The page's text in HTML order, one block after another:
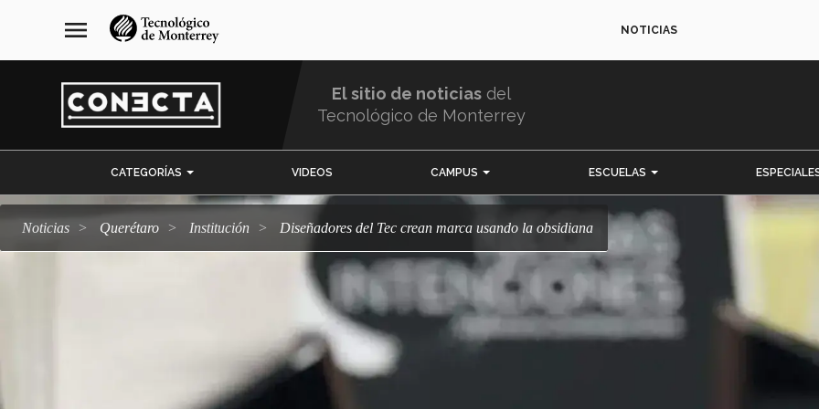
navegación
principal
menu NOTICIAS
El sitio de noticias del
Tecnológico de Monterrey
CATEGORÍAS VIDEOS CAMPUS ESCUELAS
Noticias Querétaro Institución Diseñadores del Tec crean marca usando la obsidiana